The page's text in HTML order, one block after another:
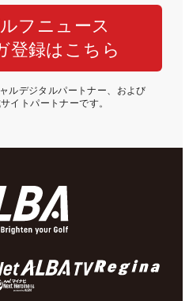
フニュース
登録はこちら
ルデジタルパートナー、および
イトパートナーです。